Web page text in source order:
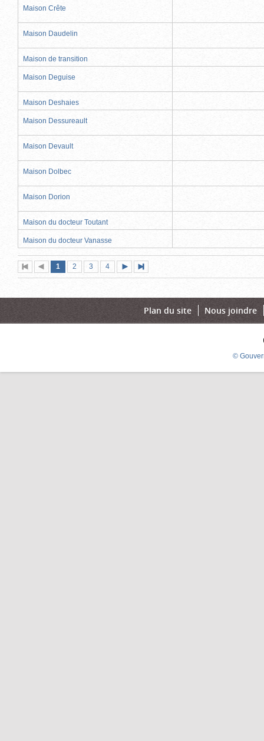
Maison Crête
Maison Daudelin
Maison de transition
Maison Deguise
Maison Deshaies
Maison Dessureault
Maison Devault
Maison Dolbec
Maison Dorion
Maison du docteur Toutant
Maison du docteur Vanasse
Première
page
Page
précédente
Page
1 (page
actuelle)
Page
2 Page
3 Page
4
suivante
page
Plan du site Nous joindre
©